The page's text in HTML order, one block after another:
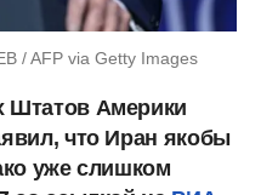
/ AFP via Getty Images
Штатов Америки
что Иран якобы
уже слишком